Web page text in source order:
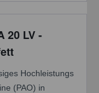
20 LV -
Hochleistungs
(PAO) in